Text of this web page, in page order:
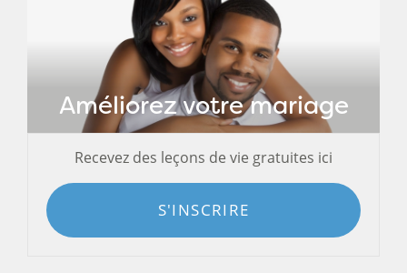
Améliorez votre mariage
Recevez des leçons de vie gratuites ici
S'INSCRIRE